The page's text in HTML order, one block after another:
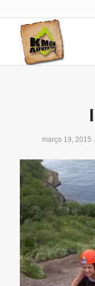
março 19, 2015